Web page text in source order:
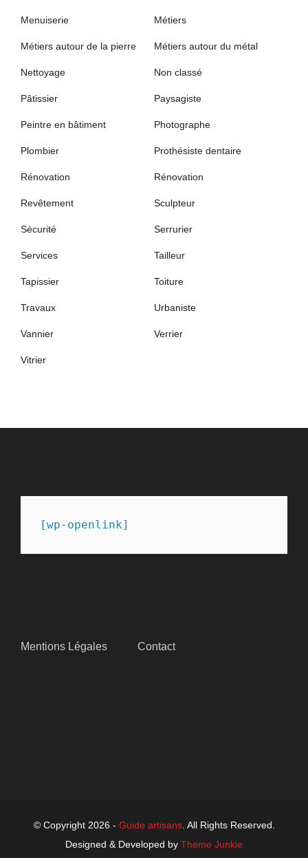
Menuiserie Métiers
Métiers autour de la pierre Métiers autour du métal
Nettoyage Non classé
Pâtissier Paysagiste
Peintre en bâtiment Photographe
Plombier Prothésiste dentaire
Rénovation Rénovation
Revêtement Sculpteur
Sécurité Serrurier
Services Tailleur
Tapissier Toiture
Travaux Urbaniste
Vannier Verrier
Vitrier
[wp-openlink]
Mentions Légales Contact
© Copyright 2026 - Guide artisans. All Rights Reserved.
Designed & Developed by Theme Junkie